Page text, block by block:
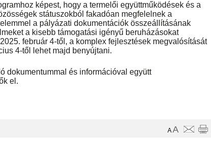
képest, hogy a termelői együttműködések és a
státuszokból fakadóan megfelelnek a
a pályázati dokumentációk összeállításának
a kisebb támogatási igényű beruházásokat
február 4-től, a komplex fejlesztések megvalósítását
4-től lehet majd benyújtani.
dokumentummal és információval együtt
el.
A A